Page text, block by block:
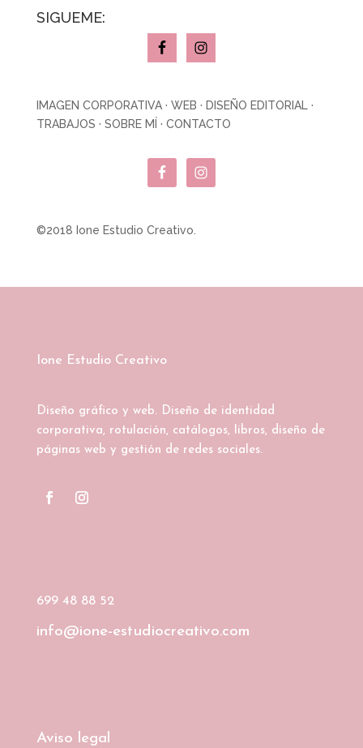
SÍGUEME:
IMAGEN CORPORATIVA· WEB · DISEÑO EDITORIAL ·
TRABAJOS · SOBRE MÍ · CONTACTO
©2018 Ione Estudio Creativo.
Ione Estudio Creativo
Diseño gráfico y web. Diseño de identidad
corporativa, rotulación, catálogos, libros, diseño de
páginas web y gestión de redes sociales.
699 48 88 52
info@ione-estudiocreativo.com
Aviso legal